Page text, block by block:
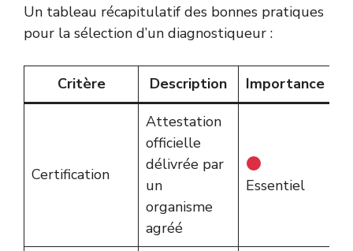
Un tableau récapitulatif des bonnes pratiques
pour la sélection d’un diagnostiqueur :
Critère Description Importance
Certification
Attestation
officielle
délivrée par
un
organisme
agréé
Essentiel